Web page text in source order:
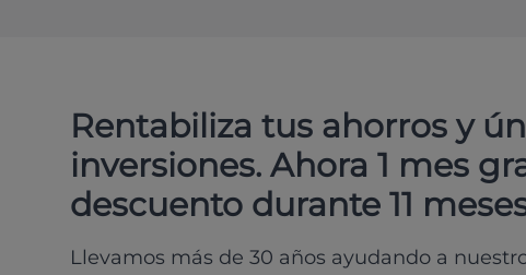
Rentabiliza tus ahorros y
inversiones. Ahora 1 mes
descuento durante 11
Llevamos más de 30 años ayudando a